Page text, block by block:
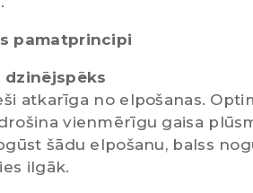
pamatprincipi
dzinējspēks
atkarīga no elpošanas.
vienmērīgu gaisa
šādu elpošanu, balss
ilgāk.